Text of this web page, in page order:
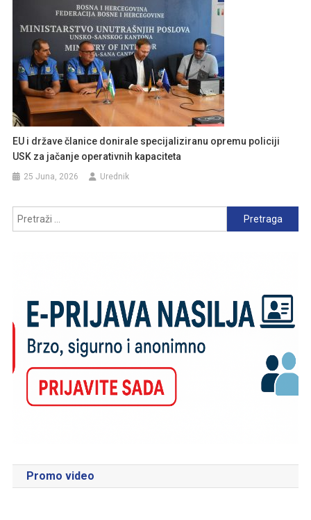
EU i države članice donirale specijaliziranu opremu policiji
USK za jačanje operativnih kapaciteta
25 Juna, 2026 Urednik
Pretraga:
Promo video